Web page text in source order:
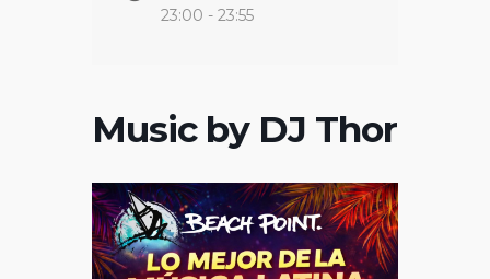
23:00 - 23:55
Music by DJ Thor